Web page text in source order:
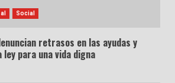
Social
retrasos en las ayudas y
para una vida digna